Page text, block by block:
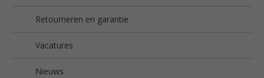
Retourneren en garantie
Vacatures
Nieuws